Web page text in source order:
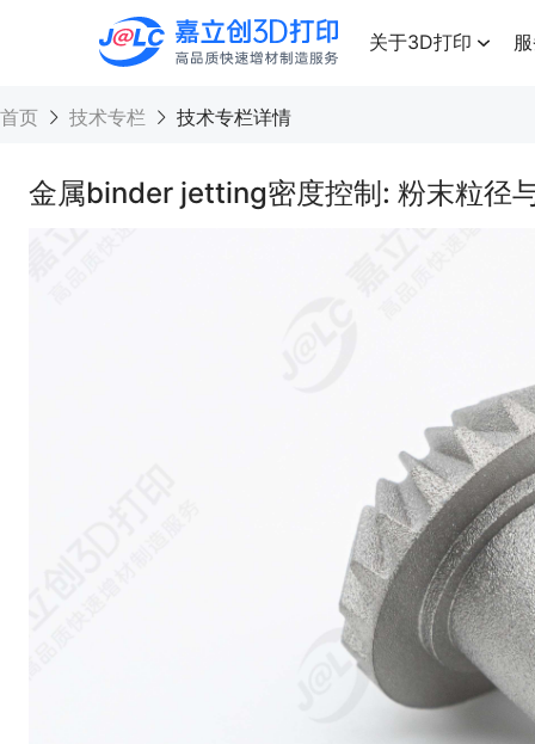
高品质快速增材制造服务
关于3D打印
首页 技术专栏 技术专栏详情
金属binder jetting密度控制: 粉末粒径